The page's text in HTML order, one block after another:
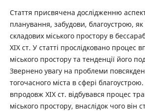
Стаття присвячена дослідженню
планування, забудови, благоустрою,
складових міського простору в
ХІХ ст. У статті прослідковано процес
міського простору та тенденції його
Звернено увагу на проблеми
тогочасного міста в сфері
впродовж ХІХ ст. відбувався процес
міського простору, внаслідок чого він